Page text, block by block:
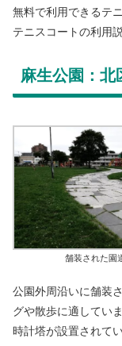
無料で利用できるテ
テニスコートの利用
麻生公園：北
舗装された園
公園外周沿いに舗装
グや散歩に適していま
時計塔が設置されてい